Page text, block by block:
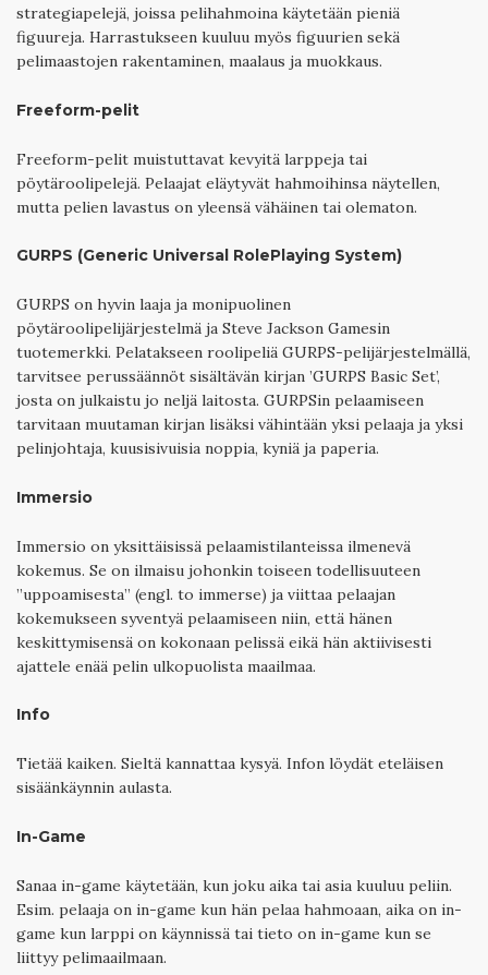
strategiapelejä, joissa pelihahmoina käytetään pieniä
figuureja. Harrastukseen kuuluu myös figuurien sekä
pelimaastojen rakentaminen, maalaus ja muokkaus.
Freeform-pelit
Freeform-pelit muistuttavat kevyitä larppeja tai
pöytäroolipelejä. Pelaajat eläytyvät hahmoihinsa näytellen,
mutta pelien lavastus on yleensä vähäinen tai olematon.
GURPS (Generic Universal RolePlaying System)
GURPS on hyvin laaja ja monipuolinen
pöytäroolipelijärjestelmä ja Steve Jackson Gamesin
tuotemerkki. Pelatakseen roolipeliä GURPS-pelijärjestelmällä,
tarvitsee perussäännöt sisältävän kirjan ’GURPS Basic Set’,
josta on julkaistu jo neljä laitosta. GURPSin pelaamiseen
tarvitaan muutaman kirjan lisäksi vähintään yksi pelaaja ja yksi
pelinjohtaja, kuusisivuisia noppia, kyniä ja paperia.
Immersio
Immersio on yksittäisissä pelaamistilanteissa ilmenevä
kokemus. Se on ilmaisu johonkin toiseen todellisuuteen
”uppoamisesta” (engl. to immerse) ja viittaa pelaajan
kokemukseen syventyä pelaamiseen niin, että hänen
keskittymisensä on kokonaan pelissä eikä hän aktiivisesti
ajattele enää pelin ulkopuolista maailmaa.
Info
Tietää kaiken. Sieltä kannattaa kysyä. Infon löydät eteläisen
sisäänkäynnin aulasta.
In-Game
Sanaa in-game käytetään, kun joku aika tai asia kuuluu peliin.
Esim. pelaaja on in-game kun hän pelaa hahmoaan, aika on in-
game kun larppi on käynnissä tai tieto on in-game kun se
liittyy pelimaailmaan.